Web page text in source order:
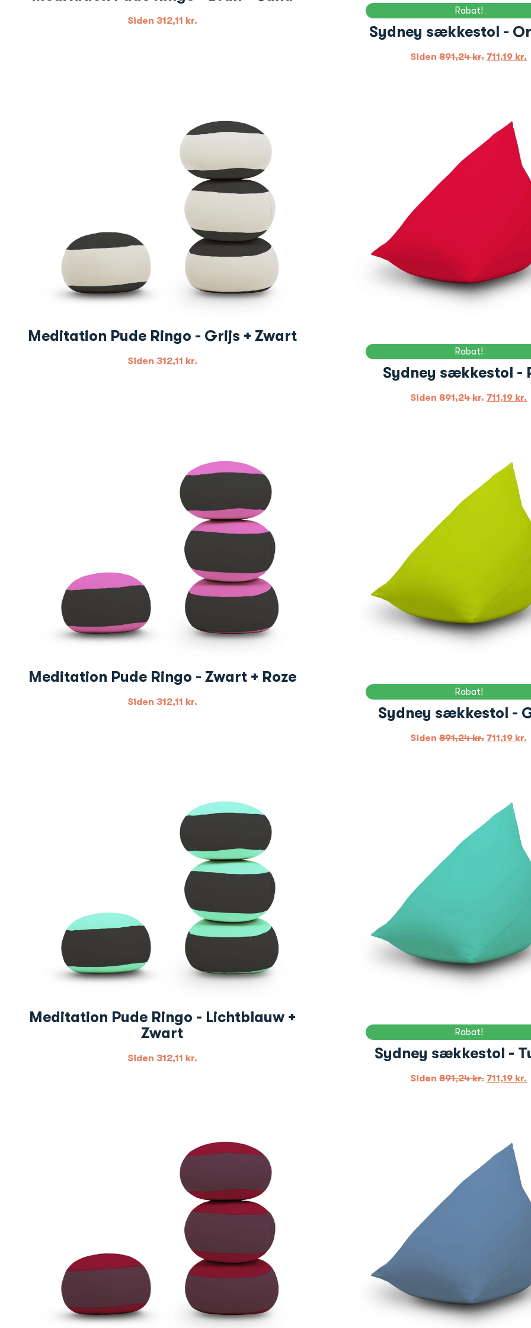
Siden 312,11 kr.
Rabat!
Sydney sækkestol -
Siden 891,24kr. 711,19 kr.
Meditation Pude Ringo - Grijs + Zwart
Siden 312,11 kr.
Rabat!
Sydney sækkestol -
Siden 891,24kr. 711,19 kr.
Meditation Pude Ringo - Zwart + Roze
Siden 312,11 kr.
Rabat!
Sydney sækkestol -
Siden 891,24kr. 711,19 kr.
Meditation Pude Ringo - Lichtblauw +
Zwart
Siden 312,11 kr.
Rabat!
Sydney sækkestol -
Siden 891,24kr. 711,19 kr.